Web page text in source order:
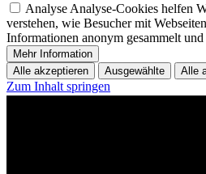
Analyse Analyse-Cookies helfen
verstehen, wie Besucher mit
Informationen anonym gesammelt
Mehr Information
Alle akzeptieren
Ausgewählte Alle
Zum Inhalt springen